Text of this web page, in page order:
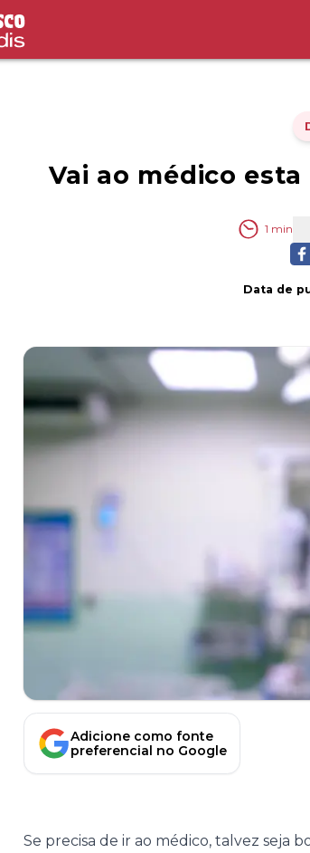
Vai ao médico
1 min
Data de
Adicione como fonte
preferencial no Google
Se precisa de ir ao médico, talvez seja